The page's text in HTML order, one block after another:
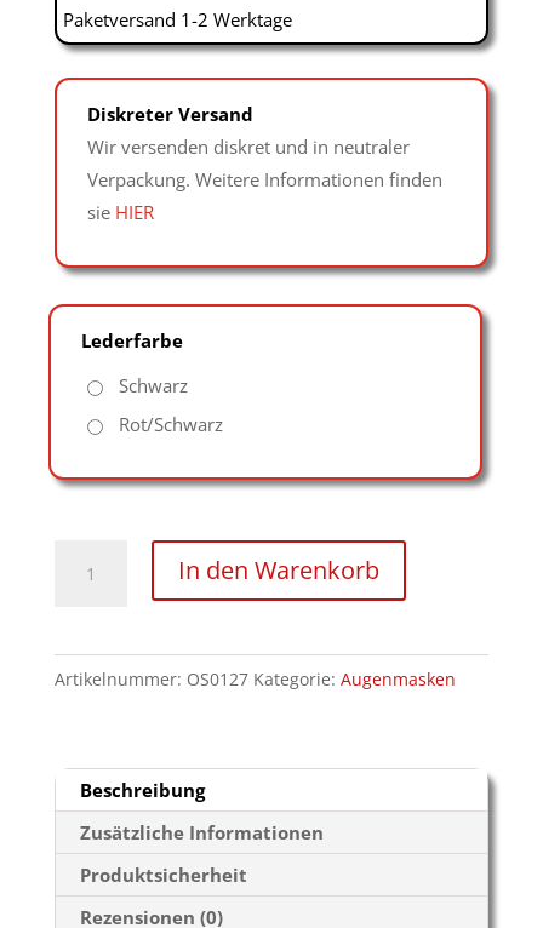
Paketversand 1-2 Werktage
Diskreter Versand
Wir versenden diskret und in neutraler
Verpackung. Weitere Informationen finden
sie HIER
Lederfarbe
Schwarz
Rot/Schwarz
Augenmaske
drei
Gummizügen
In den Warenkorb
Artikelnummer: OS0127 Kategorie: Augenmasken
Beschreibung
Zusätzliche Informationen
Produktsicherheit
Rezensionen (0)